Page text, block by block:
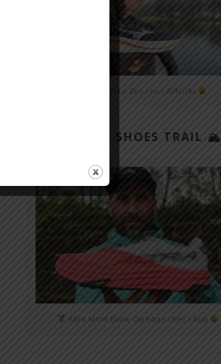
Mizuno Neo Zen chez Alltricks
TOP 3 SHOES TRAIL 🏔
Altra Mont Blanc Carbone chez i-Run